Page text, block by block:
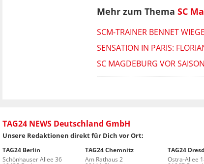
Mehr zum Thema SC
SCM-TRAINER BENNET
SENSATION IN PARIS:
SC MAGDEBURG VOR
TAG24 NEWS Deutschland GmbH
Unsere Redaktionen direkt für Dich vor Ort:
TAG24 Berlin
Schönhauser Allee 36
TAG24 Chemnitz
Am Rathaus 2
TAG24
Ostra-Allee